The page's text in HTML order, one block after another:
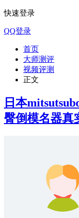
快速登录
QQ登录
首页
大师测评
视频评测
正文
日本
臀倒模名器真